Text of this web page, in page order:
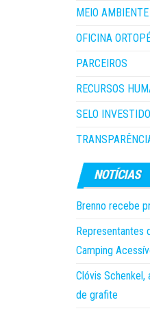
MEIO AMBIENTE
OFICINA
PARCEIROS
RECURSOS
SELO
Brenno recebe
Representantes
Camping
Clóvis Schenkel,
de grafite